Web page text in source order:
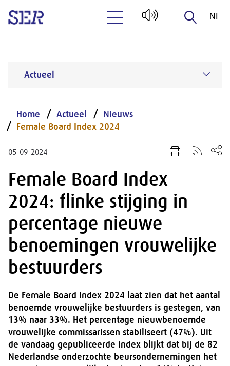
NL
Actueel
Home Actueel
Nieuws
Female Board Index 2024
05-09-2024
Female Board Index
2024: flinke stijging in
percentage nieuwe
benoemingen vrouwelijke
bestuurders
De Female Board Index 2024 laat zien dat het aantal
benoemde vrouwelijke bestuurders is gestegen, van
13% naar 33%. Het percentage nieuwbenoemde
vrouwelijke commissarissen stabiliseert (47%). Uit
de vandaag gepubliceerde index blijkt dat bij de 82
Nederlandse onderzochte beursondernemingen het